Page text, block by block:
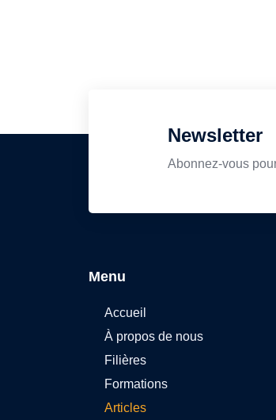
Newsletter
Abonnez-vous
Menu
Accueil
À propos de nous
Filières
Formations
Articles